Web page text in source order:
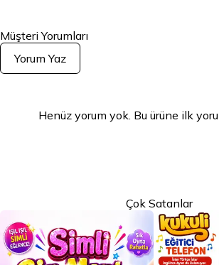
Müşteri Yorumları
Yorum Yaz
Henüz yorum yok. Bu ürüne ilk
Çok Satanlar